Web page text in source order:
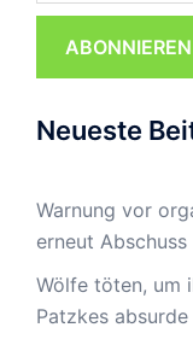
ABONNIEREN
Neueste
Warnung vor
erneut Abschuss
Wölfe töten, um
Patzkes